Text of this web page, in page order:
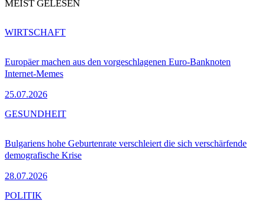
MEIST GELESEN
Europäer machen aus den vorgeschlagenen Euro-Banknoten
Internet-Memes
25.07.2026
WIRTSCHAFT
Bulgariens hohe Geburtenrate verschleiert die sich verschärfende
demografische Krise
28.07.2026
GESUNDHEIT
POLITIK